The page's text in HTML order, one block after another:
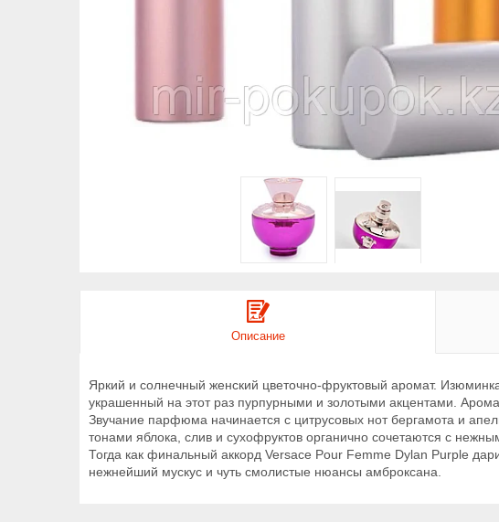
Описание
Яркий и солнечный женский цветочно-фруктовый аромат.
украшенный на этот раз пурпурными и золотыми акцентами.
Звучание парфюма начинается с цитрусовых нот бергамота и
тонами яблока, слив и сухофруктов органично сочетаются с
Тогда как финальный аккорд Versace Pour Femme Dylan Purple
нежнейший мускус и чуть смолистые нюансы амброксана.